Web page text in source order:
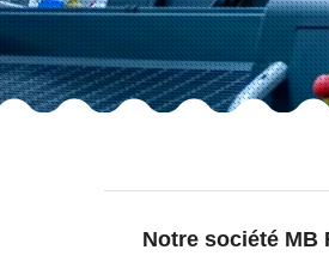
Notre société MB